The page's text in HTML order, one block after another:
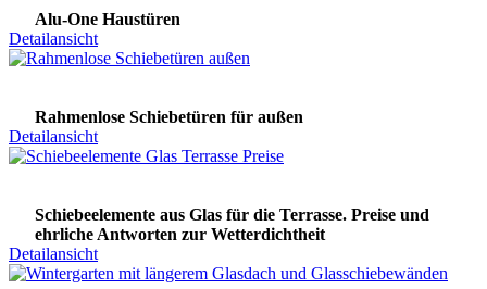
Alu-One Haustüren
Detailansicht
Rahmenlose Schiebetüren für außen
Detailansicht
Schiebeelemente aus Glas für die Terrasse. Preise und
ehrliche Antworten zur Wetterdichtheit
Detailansicht